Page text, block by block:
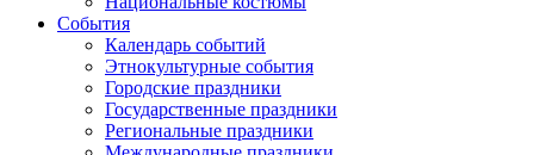
События
Календарь событий
Этнокультурные события
Городские праздники
Государственные праздники
Региональные праздники